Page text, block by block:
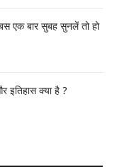
एक बार सुबह सुनलें तो हो
इतिहास क्या है ?